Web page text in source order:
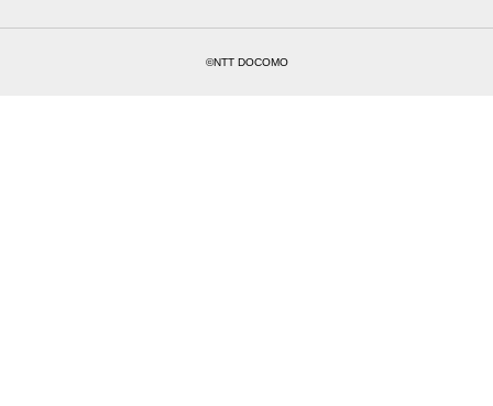
©NTT DOCOMO